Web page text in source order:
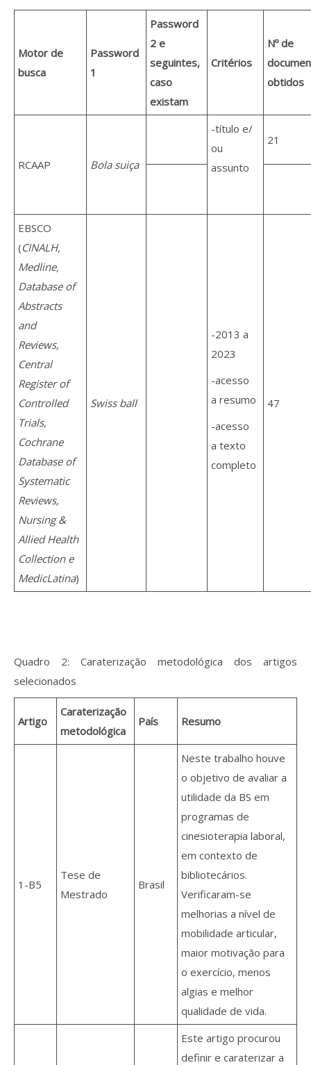
Motor de
busca
Password
1
Password
2 e
seguintes,
caso
existam
Critérios
Nº de
obtidos
RCAAP Bola suiça
-título e/
ou
assunto
21
EBSCO
(CINALH,
Medline,
Database of
Abstracts
and
Reviews,
Central
Register of
Controlled
Trials,
Cochrane
Database of
Systematic
Reviews,
Nursing &
Allied Health
Collection e
MedicLatina)
Swiss ball
-2013 a
2023
-acesso
a resumo
-acesso
a texto
completo
47
Quadro 2: Caraterização metodológica dos artigos
selecionados
Artigo
Caraterização
metodológica
País Resumo
1-B5
Tese de
Mestrado
Brasil
Neste trabalho houve
o objetivo de avaliar a
utilidade da BS em
programas de
cinesioterapia laboral,
em contexto de
bibliotecários.
Verificaram-se
melhorias a nível de
mobilidade articular,
maior motivação para
o exercício, menos
algias e melhor
qualidade de vida.
Este artigo procurou
definir e caraterizar a